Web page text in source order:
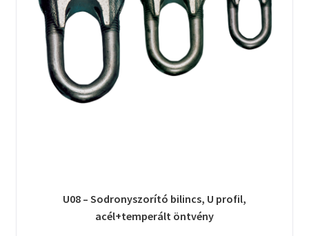
U08 – Sodronyszorító bilincs, U profil,
acél+temperált öntvény